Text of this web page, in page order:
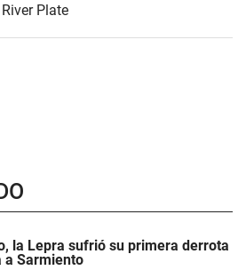
Plate
la Lepra sufrió su primera derrota
a Sarmiento